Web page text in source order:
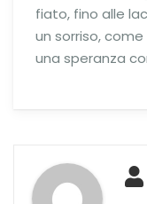
fiato, fino alle
un sorriso,
una speranza